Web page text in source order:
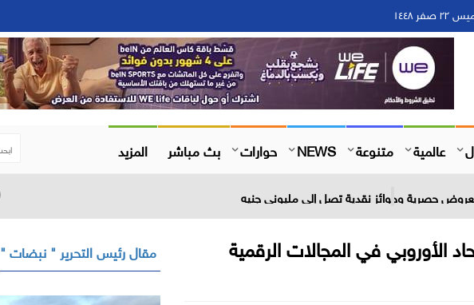
عالمية متنوعة NEWS حوارات بث مباشر المزيد
الأوروبي في المجالات الرقمية مقال رئيس التحرير " نبضات "